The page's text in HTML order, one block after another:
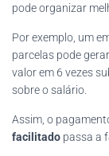
pode organizar
Por exemplo, um
parcelas pode
valor em 6 vezes
sobre o salário.
Assim, o
facilitado passa a